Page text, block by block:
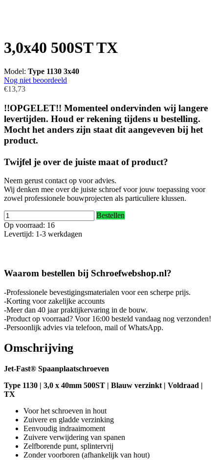
3,0x40 500ST TX
Model: Type 1130 3x40
Nog niet beoordeeld
€13,73
!!OPGELET!! Momenteel ondervinden wij langere
levertijden. Houd er rekening tijdens u bestelling.
Mocht het anders zijn staat dit aangeveven bij het
product.
Twijfel je over de juiste maat of product?
Neem gerust contact op voor advies.
Wij denken mee over de juiste schroef voor jouw toepassing voor
zowel professionele bouwprojecten als particuliere klussen.
Bestellen
Op voorraad: 16
Levertijd: 1-3 werkdagen
Waarom bestellen bij Schroefwebshop.nl?
-Professionele bevestigingsmaterialen voor een scherpe prijs.
-Korting voor zakelijke accounts
-Meer dan 40 jaar praktijkervaring in de bouw.
-Product op voorraad? Voor 16:00 besteld vandaag nog verzonden!
-Persoonlijk advies via telefoon, mail of WhatsApp.
Omschrijving
Jet-Fast® Spaanplaatschroeven
Type 1130 | 3,0 x 40mm 500ST | Blauw verzinkt | Voldraad |
TX
Voor het schroeven in hout
Zuivere en gladde verzinking
Eenvoudig indraaimoment
Zuivere verwijdering van spanen
Zelfborende punt, splintervrij
Zonder voorboren (afhankelijk van hout)